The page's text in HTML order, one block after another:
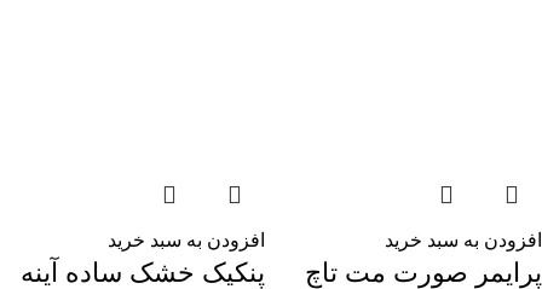
افزودن به سبد خرید
پرایمر صورت مت تاچ
افزودن به سبد خرید
پنکیک خشک ساده آینه